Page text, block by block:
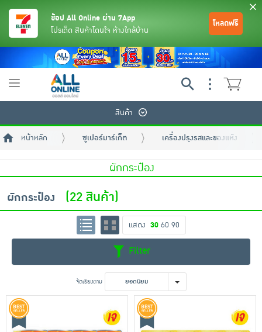
ขนมขบเคี้ยว และช็อคโกแลต
อาหารสด ผัก ผลไม้และเบเกอรี่
ช้อป All Online ผ่าน 7App
โปรเด็ด สินค้าโดนใจ ห้างใกล้บ้าน
โหลดฟรี
Toggle
สินค้า
หน้าหลัก ซูเปอร์มาร์เก็ต เครื่องปรุงรสและของแห้ง
ผักกระป๋อง
ผักกระป๋อง
(22 สินค้า)
แสดง 30 60 90
Filter
จัดเรียงตาม ยอดนิยม